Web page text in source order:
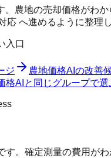
。農地の売却価格がわか
応 へ進めるように整理
入口
ジ 農地価格AI の改善
格AI と同じグループで選
す。確定測量の費用が